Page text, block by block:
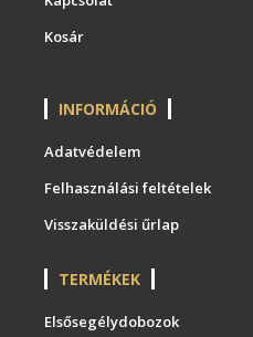
Kosár
INFORMÁCIÓ
Adatvédelem
Felhasználási feltételek
Visszaküldési űrlap
TERMÉKEK
Elsősegélydobozok